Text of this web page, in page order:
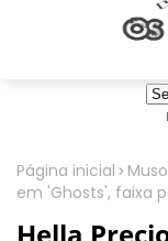
Página inicial
em 'Ghosts', faixa
Hella